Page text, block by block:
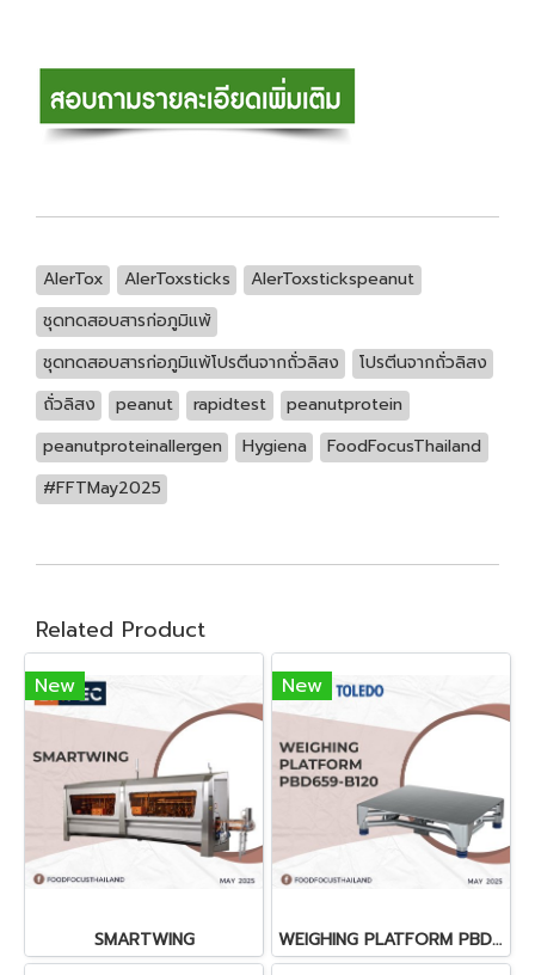
AlerTox AlerToxsticks
AlerToxstickspeanut
ชุดทดสอบสารก่อภูมิแพ้
ชุดทดสอบสารก่อภูมิแพ้โปรตีนจากถั่วลิสง
โปรตีนจากถั่วลิสง
ถั่วลิสง
peanut rapidtest
peanutprotein
peanutproteinallergen
Hygiena
FoodFocusThailand
#FFTMay2025
Related Product
New
SMARTWING
New
WEIGHING PLATFORM PBD659-B120